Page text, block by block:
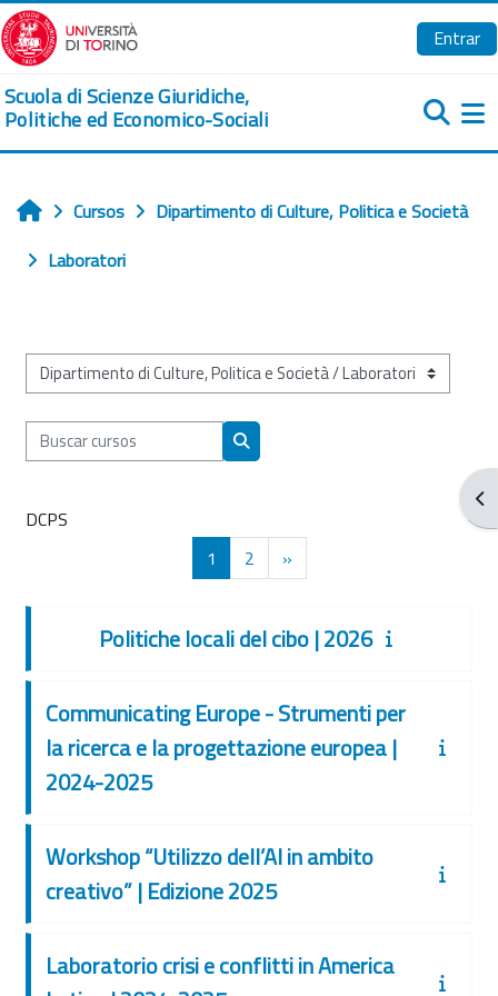
Salta al contenido principal
Entrar
Scuola di Scienze Giuridiche,
Politiche ed Economico-Sociali
Inicio
Cursos
Dipartimento di Culture, Politica e Società
Laboratori
Categorías
Buscar cursos
Buscar cursos
DCPS
1 Página 1
2 Página 2
»Siguiente página
Politiche locali del cibo | 2026
Communicating Europe - Strumenti per
la ricerca e la progettazione europea |
2024-2025
Workshop “Utilizzo dell’AI in ambito
creativo” | Edizione 2025
Laboratorio crisi e conflitti in America